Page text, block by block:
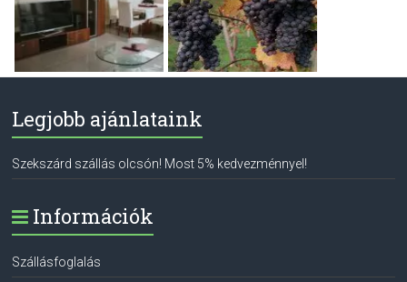
Legjobb ajánlataink
Szekszárd szállás olcsón! Most 5% kedvezménnyel!
Információk
Szállásfoglalás